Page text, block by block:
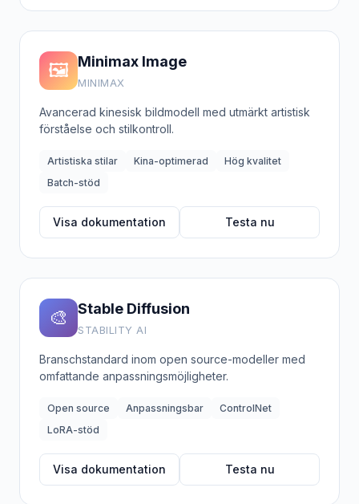
🖼️ Minimax Image
MINIMAX
Avancerad kinesisk bildmodell med utmärkt artistisk
förståelse och stilkontroll.
Artistiska stilar Kina-optimerad
Hög kvalitet
Batch-stöd
Visa dokumentation Testa nu
🎨 Stable Diffusion
STABILITY AI
Branschstandard inom open source-modeller med
omfattande anpassningsmöjligheter.
Open source Anpassningsbar
ControlNet
LoRA-stöd
Visa dokumentation Testa nu